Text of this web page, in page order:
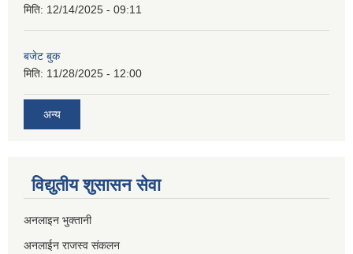
मिति: 12/14/2025 - 09:11
बजेट बुक
मिति: 11/28/2025 - 12:00
अन्य
विद्युतीय शुसासन सेवा
अनलाइन भुक्तानी
अनलाईन राजस्व संकलन